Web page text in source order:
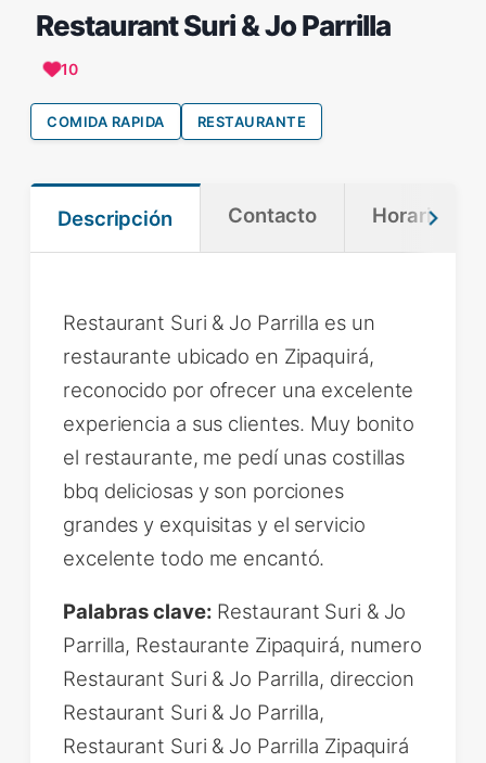
Restaurant Suri & Jo Parrilla
10
COMIDA RAPIDA RESTAURANTE
Descripción Contacto Horario
Restaurant Suri & Jo Parrilla es un
restaurante ubicado en Zipaquirá,
reconocido por ofrecer una excelente
experiencia a sus clientes. Muy bonito
el restaurante, me pedí unas costillas
bbq deliciosas y son porciones
grandes y exquisitas y el servicio
excelente todo me encantó.
Palabras clave: Restaurant Suri & Jo
Parrilla, Restaurante Zipaquirá, numero
Restaurant Suri & Jo Parrilla, direccion
Restaurant Suri & Jo Parrilla,
Restaurant Suri & Jo Parrilla Zipaquirá